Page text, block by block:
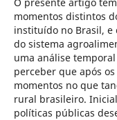
momentos distintos
instituído no Brasil, e
do sistema
uma análise
perceber que após
momentos no que
rural brasileiro.
políticas públicas